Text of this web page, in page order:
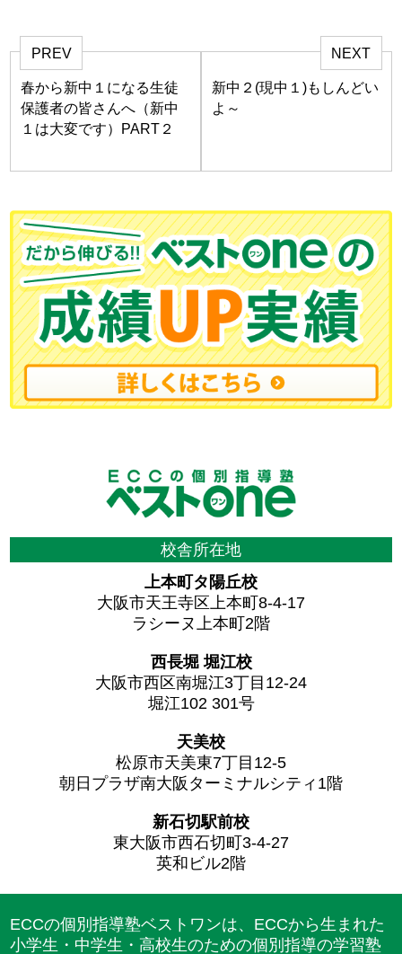
PREV
春から新中１になる生徒
保護者の皆さんへ（新中
１は大変です）PART２
NEXT
新中２(現中１)もしんどい
よ～
校舎所在地
上本町タ陽丘校
大阪市天王寺区上本町8-4-17
ラシーヌ上本町2階
西長堀 堀江校
大阪市西区南堀江3丁目12-24
堀江102 301号
天美校
松原市天美東7丁目12-5
朝日プラザ南大阪ターミナルシティ1階
新石切駅前校
東大阪市西石切町3-4-27
英和ビル2階
ECCの個別指導塾ベストワンは、ECCから生まれた
小学生・中学生・高校生のための個別指導の学習塾